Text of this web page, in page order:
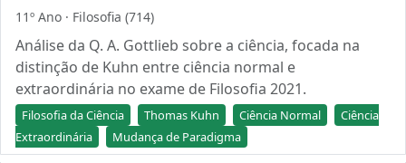
11º Ano · Filosofia (714)
Análise da Q. A. Gottlieb sobre a ciência, focada na
distinção de Kuhn entre ciência normal e
extraordinária no exame de Filosofia 2021.
Filosofia da Ciência Thomas Kuhn Ciência Normal
Ciência
Extraordinária
Mudança de Paradigma